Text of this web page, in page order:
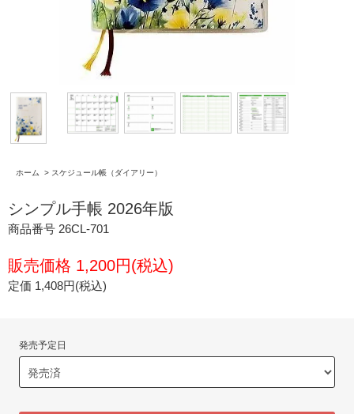
ホーム > スケジュール帳（ダイアリー）
シンプル手帳 2026年版
商品番号 26CL-701
販売価格 1,200円(税込)
定価 1,408円(税込)
発売予定日